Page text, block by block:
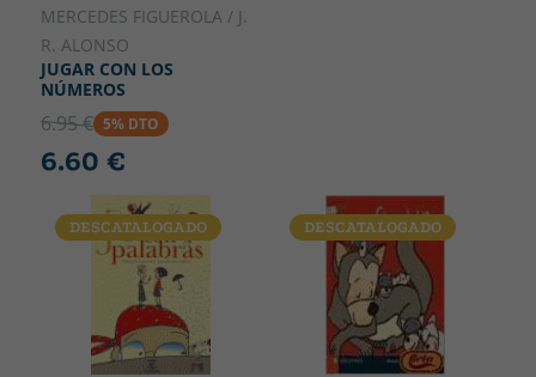
MERCEDES FIGUEROLA / J.
R. ALONSO
JUGAR CON LOS
NÚMEROS
6.95 € 5% DTO
6.60 €
DESCATALOGADO DESCATALOGADO